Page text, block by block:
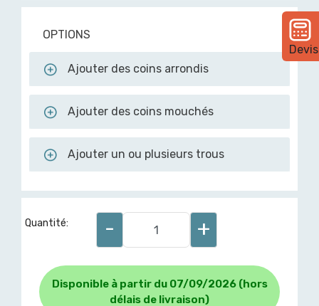
Devis
OPTIONS
Ajouter des coins arrondis
Ajouter des coins mouchés
Ajouter un ou plusieurs trous
Quantité: - +
Disponible à partir du 07/09/2026 (hors
délais de livraison)